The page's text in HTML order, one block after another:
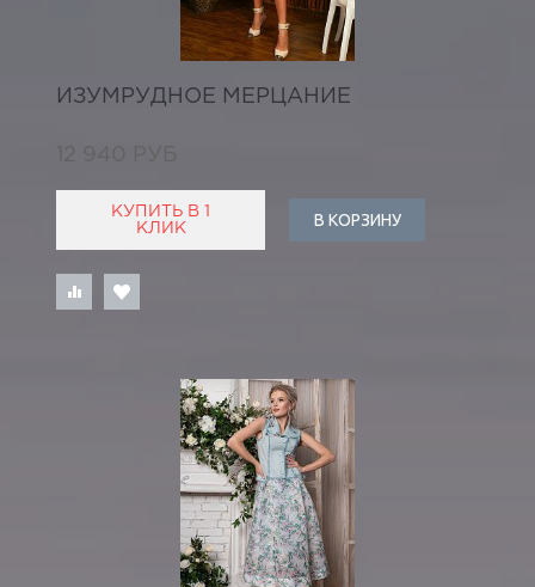
ИЗУМРУДНОЕ МЕРЦАНИЕ
12 940 РУБ
КУПИТЬ В 1
КЛИК
В КОРЗИНУ